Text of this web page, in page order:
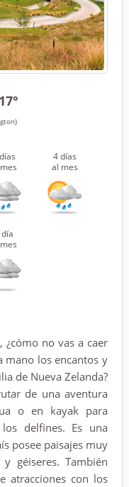
4 días
al mes
día
no vas a caer
mano los encantos y
de Nueva Zelanda?
de una aventura
o en kayak para
delfines. Es una
posee paisajes muy
géiseres. También
atracciones con los